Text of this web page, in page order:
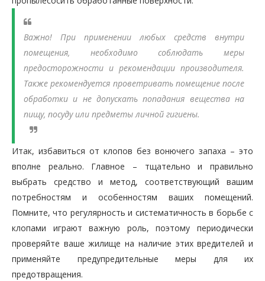
Важно! При применении любых средств внутри
помещения, необходимо соблюдать меры
предосторожности и рекомендации производителя.
Также рекомендуется проветривать помещение после
обработки и не допускать попадания вещества на
пищу, посуду или предметы личной гигиены.
Итак, избавиться от клопов без вонючего запаха – это
вполне реально. Главное – тщательно и правильно
выбрать средство и метод, соответствующий вашим
потребностям и особенностям ваших помещений.
Помните, что регулярность и систематичность в борьбе с
клопами играют важную роль, поэтому периодически
проверяйте ваше жилище на наличие этих вредителей и
применяйте предупредительные меры для их
предотвращения.